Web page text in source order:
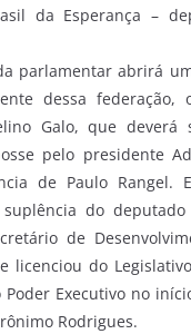
da Esperança –
parlamentar abrirá
dessa federação,
Galo, que deverá
pelo presidente
de Paulo Rangel.
do deputado
de
licenciou do
Poder Executivo no
Rodrigues.